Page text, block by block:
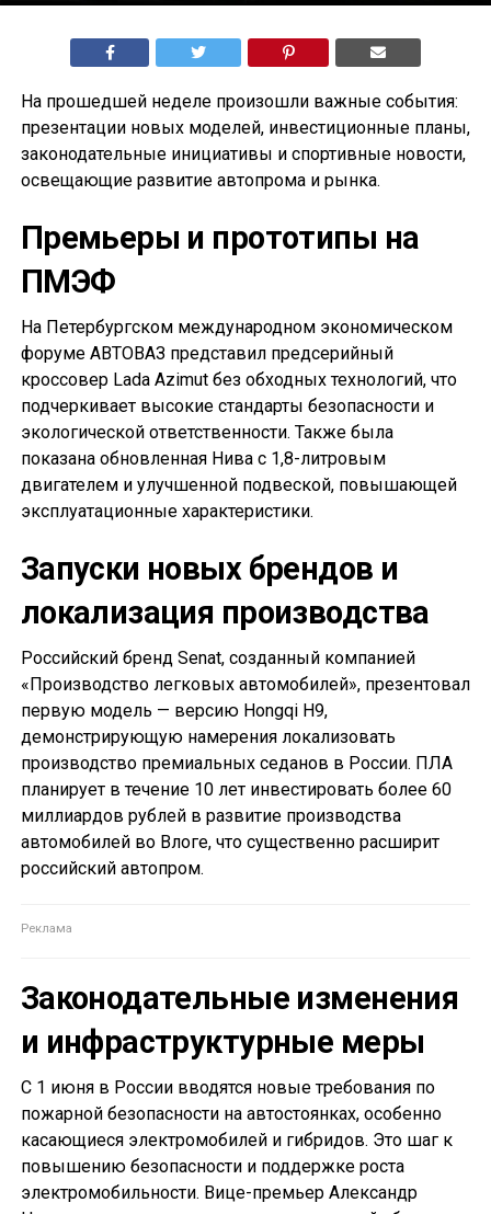
На прошедшей неделе произошли важные события:
презентации новых моделей, инвестиционные планы,
законодательные инициативы и спортивные новости,
освещающие развитие автопрома и рынка.
Премьеры и прототипы на
ПМЭФ
На Петербургском международном экономическом
форуме АВТОВАЗ представил предсерийный
кроссовер Lada Azimut без обходных технологий, что
подчеркивает высокие стандарты безопасности и
экологической ответственности. Также была
показана обновленная Нива с 1,8-литровым
двигателем и улучшенной подвеской, повышающей
эксплуатационные характеристики.
Запуски новых брендов и
локализация производства
Российский бренд Senat, созданный компанией
«Производство легковых автомобилей», презентовал
первую модель — версию Hongqi H9,
демонстрирующую намерения локализовать
производство премиальных седанов в России. ПЛА
планирует в течение 10 лет инвестировать более 60
миллиардов рублей в развитие производства
автомобилей во Влоге, что существенно расширит
российский автопром.
Законодательные изменения
и инфраструктурные меры
С 1 июня в России вводятся новые требования по
пожарной безопасности на автостоянках, особенно
касающиеся электромобилей и гибридов. Это шаг к
повышению безопасности и поддержке роста
электромобильности. Вице-премьер Александр